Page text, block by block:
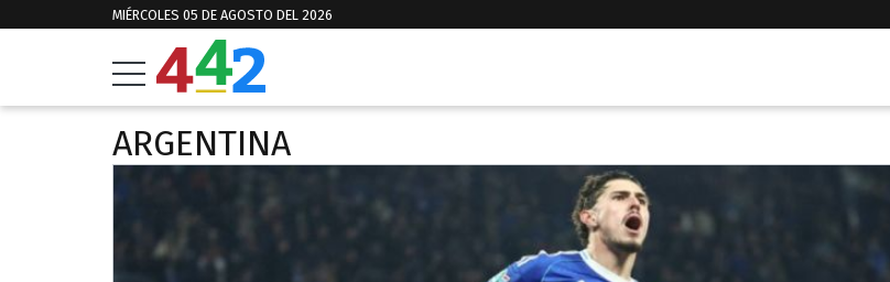
MIÉRCOLES 05 DE AGOSTO DEL 2026
ARGENTINA